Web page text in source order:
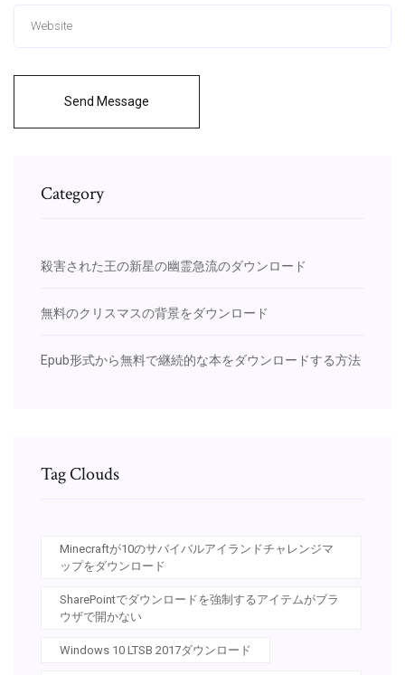
Send Message
Category
殺害された王の新星の幽霊急流のダウンロード
無料のクリスマスの背景をダウンロード
Epub形式から無料で継続的な本をダウンロードする方法
Tag Clouds
Minecraftが10のサバイバルアイランドチャレンジマ
ップをダウンロード
SharePointでダウンロードを強制するアイテムがブラ
ウザで開かない
Windows 10 LTSB 2017ダウンロード